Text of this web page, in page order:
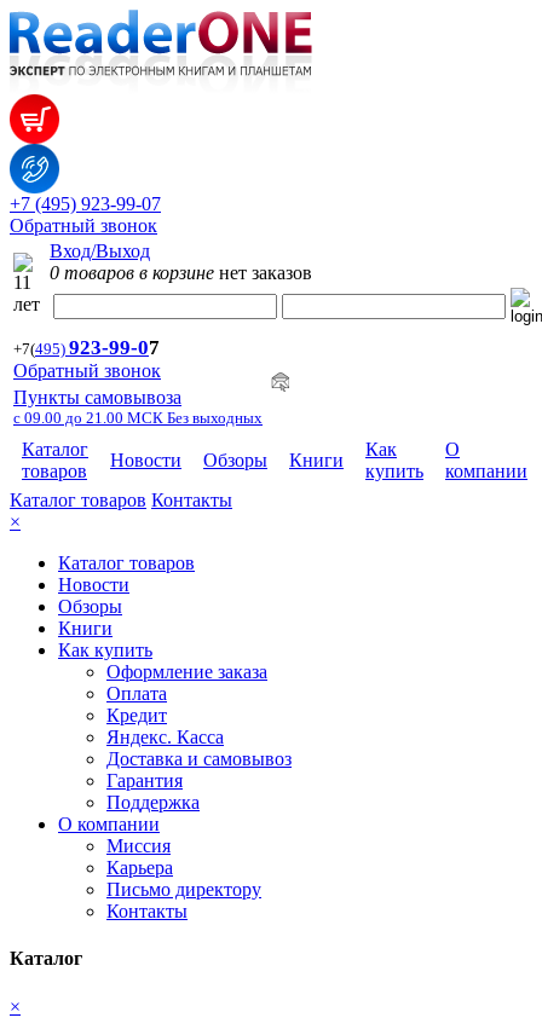
+7 (495) 923-99-07
Обратный звонок
Вход/Выход
0 товаров в корзине нет заказов
+7(495) 923-99-07
Обратный звонок
Пункты самовывоза
с 09.00 до 21.00 МСК Без выходных
Каталог
товаров
Новости Обзоры Книги
Как
купить
О
компании
Каталог товаров Контакты
×
Каталог товаров
Новости
Обзоры
Книги
Как купить
Оформление заказа
Оплата
Кредит
Яндекс. Касса
Доставка и самовывоз
Гарантия
Поддержка
О компании
Миссия
Карьера
Письмо директору
Контакты
Каталог
×